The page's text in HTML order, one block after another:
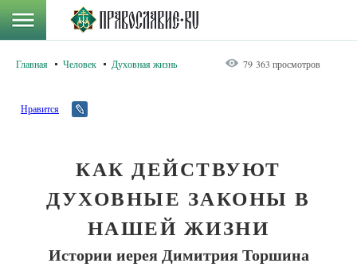
Главная Человек Духовная жизнь 79 363 просмотров
Нравится
КАК ДЕЙСТВУЮТ
ДУХОВНЫЕ ЗАКОНЫ В
НАШЕЙ ЖИЗНИ
Истории иерея Димитрия Торшина